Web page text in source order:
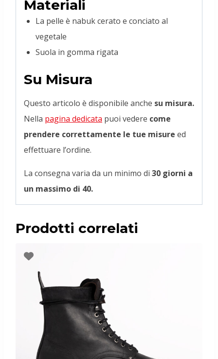
Materiali
La pelle è nabuk cerato e conciato al
vegetale
Suola in gomma rigata
Su Misura
Questo articolo è disponibile anche su misura.
Nella pagina dedicata puoi vedere come
prendere correttamente le tue misure ed
effettuare l’ordine.
La consegna varia da un minimo di 30 giorni a
un massimo di 40.
Prodotti correlati